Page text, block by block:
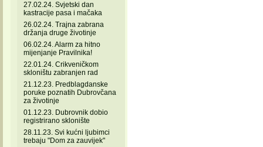
27.02.24. Svjetski dan
kastracije pasa i mačaka
26.02.24. Trajna zabrana
držanja druge životinje
06.02.24. Alarm za hitno
mijenjanje Pravilnika!
22.01.24. Crikveničkom
skloništu zabranjen rad
21.12.23. Predblagdanske
poruke poznatih Dubrovčana
za životinje
01.12.23. Dubrovnik dobio
registrirano sklonište
28.11.23. Svi kućni ljubimci
trebaju "Dom za zauvijek"